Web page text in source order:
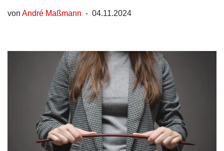
von André Maßmann 04.11.2024